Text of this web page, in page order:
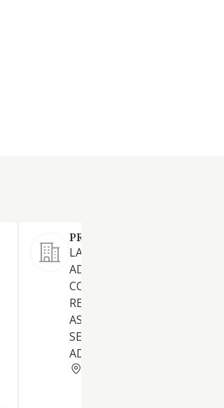
PROPUCO OFICINAS SL
LA COMPRA VENTA
ADMINISTRACION,
CONSTRUCCION,
REHABILITACION DE
ASI COMO LA PRESTACION
SERVICIOS DE
ADMINISTRATIVO A